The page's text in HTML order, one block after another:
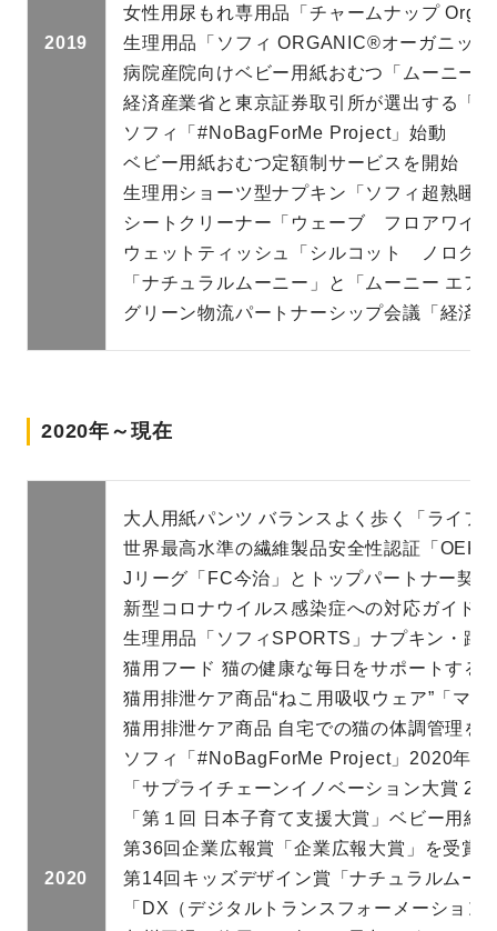
2019
女性用尿もれ専用品「チャームナップ
生理用品「ソフィ ORGANIC®オーガニッ
病院産院向けベビー用紙おむつ「ムーニー
経済産業省と東京証券取引所が選出する「
ソフィ「#NoBagForMe Project」始動
ベビー用紙おむつ定額制サービスを開始
生理用ショーツ型ナプキン「ソフィ超熟睡
シートクリーナー「ウェーブ フロアワイ
ウェットティッシュ「シルコット ノロク
「ナチュラルムーニー」と「ムーニー エ
グリーン物流パートナーシップ会議「経済
2020年～現在
2020
大人用紙パンツ バランスよく歩く「ライフ
世界最高水準の繊維製品安全性認証「
Jリーグ「FC今治」とトップパートナー契
新型コロナウイルス感染症への対応ガイド
生理用品「ソフィSPORTS」ナプキン・躍
猫用フード 猫の健康な毎日をサポートする
猫用排泄ケア商品“ねこ用吸収ウェア”「マ
猫用排泄ケア商品 自宅での猫の体調管理を
ソフィ「#NoBagForMe Project」2020年始
「サプライチェーンイノベーション大賞
「第１回 日本子育て支援大賞」ベビー用紙
第36回企業広報賞「企業広報大賞」を受賞
第14回キッズデザイン賞「ナチュラルムー
「DX（デジタルトランスフォーメーション